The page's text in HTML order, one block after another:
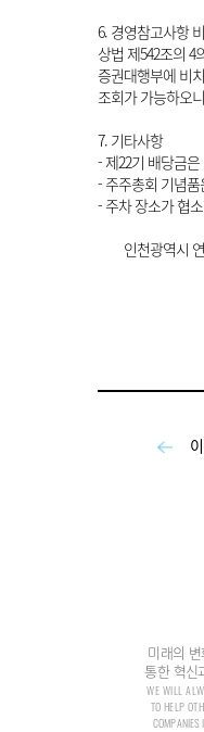
6. 경영참고사항
상법 제542조의 4
증권대행부에 비
조회가 가능하오
7. 기타사항
- 제22기 배당금
- 주주총회 기념
- 주차 장소가 협
인천광역시 연
(T.02-
주식회
대표이사
미래의
통한 혁신
WE WILL
TO HELP
COMPANIES